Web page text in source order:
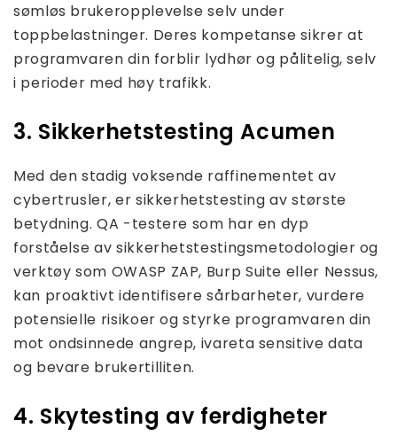
sømløs brukeropplevelse selv under
toppbelastninger. Deres kompetanse sikrer at
programvaren din forblir lydhør og pålitelig, selv
i perioder med høy trafikk.
3. Sikkerhetstesting Acumen
Med den stadig voksende raffinementet av
cybertrusler, er sikkerhetstesting av største
betydning. QA -testere som har en dyp
forståelse av sikkerhetstestingsmetodologier og
verktøy som OWASP ZAP, Burp Suite eller Nessus,
kan proaktivt identifisere sårbarheter, vurdere
potensielle risikoer og styrke programvaren din
mot ondsinnede angrep, ivareta sensitive data
og bevare brukertilliten.
4. Skytesting av ferdigheter